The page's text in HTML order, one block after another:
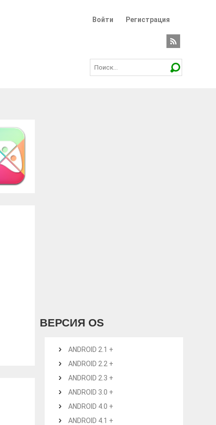
Войти Регистрация
ВЕРСИЯ OS
ANDROID 2.1 +
ANDROID 2.2 +
ANDROID 2.3 +
ANDROID 3.0 +
ANDROID 4.0 +
ANDROID 4.1 +